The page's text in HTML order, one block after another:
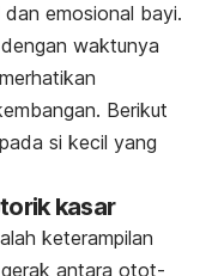
emosional bayi.
waktunya
Berikut
si kecil yang
kasar
keterampilan
antara otot-